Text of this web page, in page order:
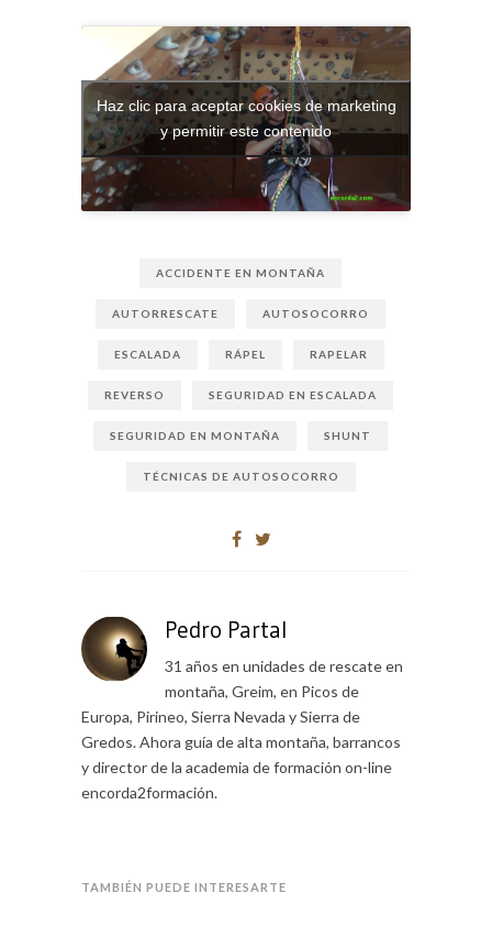
Haz clic para aceptar cookies de marketing
y permitir este contenido
ACCIDENTE EN MONTAÑA
AUTORRESCATE AUTOSOCORRO
ESCALADA RÁPEL RAPELAR
REVERSO SEGURIDAD EN ESCALADA
SEGURIDAD EN MONTAÑA SHUNT
TÉCNICAS DE AUTOSOCORRO
Pedro Partal
31 años en unidades de rescate en
montaña, Greim, en Picos de
Europa, Pirineo, Sierra Nevada y Sierra de
Gredos. Ahora guía de alta montaña, barrancos
y director de la academia de formación on-line
encorda2formación.
TAMBIÉN PUEDE INTERESARTE